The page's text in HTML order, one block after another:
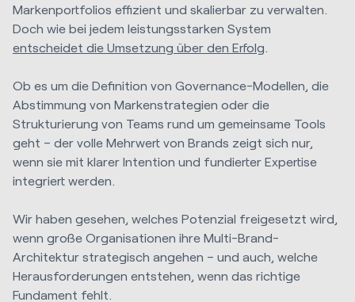
Markenportfolios effizient und skalierbar zu verwalten.
Doch wie bei jedem leistungsstarken System
entscheidet die Umsetzung über den Erfolg
Ob es um die Definition von Governance-Modellen, die
Abstimmung von Markenstrategien oder die
Strukturierung von Teams rund um gemeinsame Tools
geht – der volle Mehrwert von Brands zeigt sich nur,
wenn sie mit klarer Intention und fundierter Expertise
integriert werden.
Wir haben gesehen, welches Potenzial freigesetzt wird,
wenn große Organisationen ihre Multi-Brand-
Architektur strategisch angehen – und auch, welche
Herausforderungen entstehen, wenn das richtige
Fundament fehlt.